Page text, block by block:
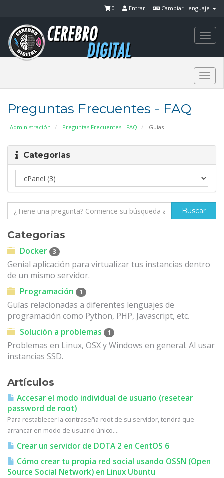
Cambiar Lenguaje
Entrar
0
Preguntas Frecuentes - FAQ
Administración Preguntas Frecuentes - FAQ Guias
Categorías
Categorías
Docker 3
Genial aplicación para virtualizar tus instancias dentro
de un mismo servidor.
Programación
1
Guías relacionadas a diferentes lenguajes de
programación como Python, PHP, Javascript, etc.
Solución a problemas
1
Problemas en Linux, OSX y Windows en general. Al usar
instancias SSD.
Artículos
Accesar el modo individual de usuario (resetear
password de root)
Para restablecer la contraseña root de su servidor, tendrá que
arrancar en modo de usuario único....
Crear un servidor de DOTA 2 en CentOS 6
Cómo crear tu propia red social usando OSSN (Open
Source Social Network) en Linux Ubuntu